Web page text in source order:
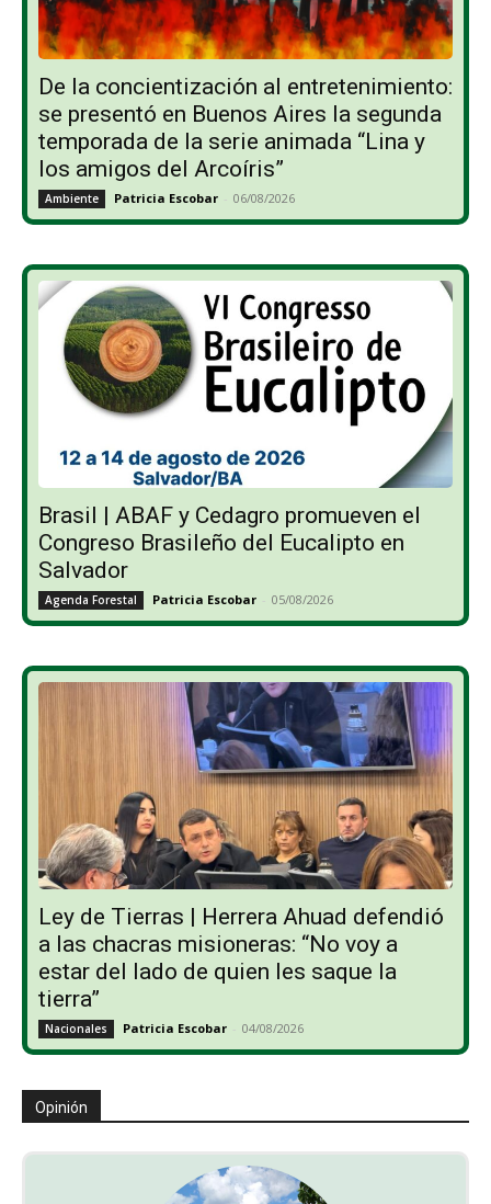
De la concientización al entretenimiento:
se presentó en Buenos Aires la segunda
temporada de la serie animada “Lina y
los amigos del Arcoíris”
Ambiente Patricia Escobar - 06/08/2026
Brasil | ABAF y Cedagro promueven el
Congreso Brasileño del Eucalipto en
Salvador
Agenda Forestal Patricia Escobar - 05/08/2026
Ley de Tierras | Herrera Ahuad defendió
a las chacras misioneras: “No voy a
estar del lado de quien les saque la
tierra”
Nacionales Patricia Escobar - 04/08/2026
Opinión